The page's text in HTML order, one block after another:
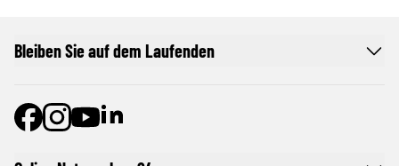
Bleiben Sie auf dem Laufenden